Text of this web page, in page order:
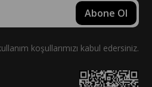
Abone Ol
koşullarımızı kabul edersiniz.